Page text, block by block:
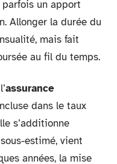
un apport
Allonger la durée du
mais fait
au fil du temps.
assurance
dans le taux
s’additionne
estimé, vient
années, la mise